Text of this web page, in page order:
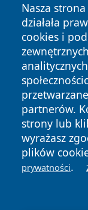
Nasza
działała
cookies i
partnerów.
strony lub
wyrażasz
plików
prywatności.
Copyright © 2026
zastrzeżone.
News Autorzy